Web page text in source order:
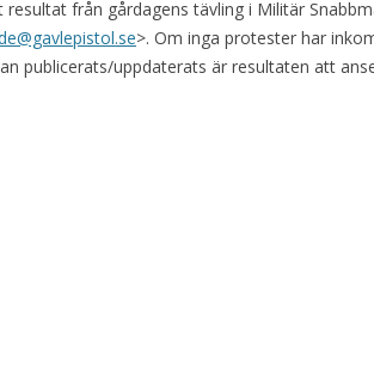
resultat från gårdagens tävling i Militär
>. Om inga protester har
publicerats/uppdaterats är resultaten att